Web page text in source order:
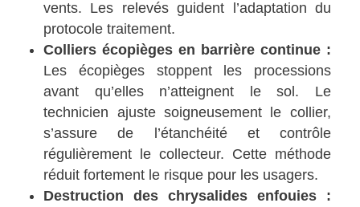
vents. Les relevés guident l’adaptation du
protocole traitement.
Colliers écopièges en barrière continue :
Les écopièges stoppent les processions
avant qu’elles n’atteignent le sol. Le
technicien ajuste soigneusement le collier,
s’assure de l’étanchéité et contrôle
régulièrement le collecteur. Cette méthode
réduit fortement le risque pour les usagers.
Destruction des chrysalides enfouies :